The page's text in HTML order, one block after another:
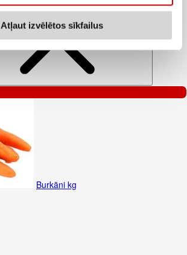
Atļaut izvēlētos sīkfailus
Burkāni kg